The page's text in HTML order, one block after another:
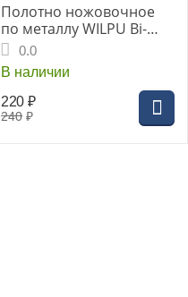
Полотно ножовочное
по металлу WILPU Bi-
metall 300мм крупн.зуб
18 (37234 00001)
0.0
В наличии
240 ₽
220 ₽